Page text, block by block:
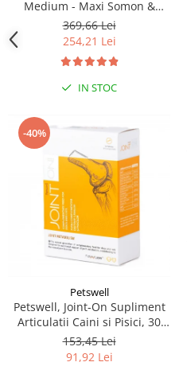
Medium - Maxi Somon &
Orez, 12 kg
369,66 Lei
254,21 Lei
IN STOC
-40%
Petswell
Petswell, Joint-On Supliment
Articulatii Caini si Pisici, 30
tablete
153,45 Lei
91,92 Lei